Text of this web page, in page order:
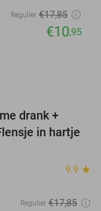
Regulier €17,85
€10,95
drank +
in hartje
9.9 star
Regulier €17,85